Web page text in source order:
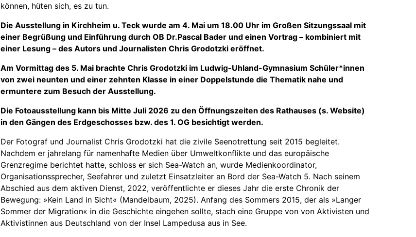
können, hüten sich, es zu tun.
Die Ausstellung in Kirchheim u. Teck wurde am 4. Mai um 18.00 Uhr im Großen Sitzungssaal mit
einer Begrüßung und Einführung durch OB Dr.Pascal Bader und einen Vortrag – kombiniert mit
einer Lesung – des Autors und Journalisten Chris Grodotzki eröffnet.
Am Vormittag des 5. Mai brachte Chris Grodotzki im Ludwig-Uhland-Gymnasium Schüler*innen
von zwei neunten und einer zehnten Klasse in einer Doppelstunde die Thematik nahe und
ermuntere zum Besuch der Ausstellung.
Die Fotoausstellung kann bis Mitte Juli 2026 zu den Öffnungszeiten des Rathauses (s. Website)
in den Gängen des Erdgeschosses bzw. des 1. OG besichtigt werden.
Der Fotograf und Journalist Chris Grodotzki hat die zivile Seenotrettung seit 2015 begleitet.
Nachdem er jahrelang für namenhafte Medien über Umweltkonflikte und das europäische
Grenzregime berichtet hatte, schloss er sich Sea-Watch an, wurde Medienkoordinator,
Organisationssprecher, Seefahrer und zuletzt Einsatzleiter an Bord der Sea-Watch 5. Nach seinem
Abschied aus dem aktiven Dienst, 2022, veröffentlichte er dieses Jahr die erste Chronik der
Bewegung: »Kein Land in Sicht« (Mandelbaum, 2025). Anfang des Sommers 2015, der als »Langer
Sommer der Migration« in die Geschichte eingehen sollte, stach eine Gruppe von von Aktivisten und
Aktivistinnen aus Deutschland von der Insel Lampedusa aus in See.